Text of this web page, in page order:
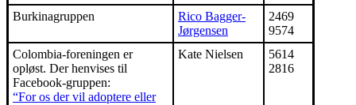
Burkinagruppen
Rico Bagger-
Jørgensen
2469
9574
Colombia-foreningen er
opløst. Der henvises til
Facebook-gruppen:
“For os der vil adoptere eller
Kate Nielsen
5614
2816